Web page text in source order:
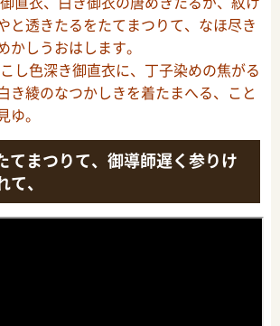
と透きたるをたてまつりて、なほ尽き
かしうおはします。
し色深き御直衣に、丁子染めの焦がる
き綾のなつかしきを着たまへる、こと
。
てまつりて、御導師遅く参りけ
、